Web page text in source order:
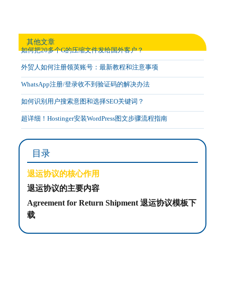
其他文章
如何把20多个G的压缩文件发给国外客户？
外贸人如何注册领英账号：最新教程和注意事项
WhatsApp注册/登录收不到验证码的解决办法
如何识别用户搜索意图和选择SEO关键词？
超详细！Hostinger安装WordPress图文步骤流程指南
目录
退运协议的核心作用
退运协议的主要内容
Agreement for Return Shipment 退运协议模板下
载